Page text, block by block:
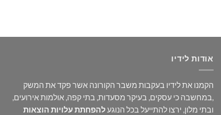
אודות לידיו
הקמנו את לידיו בעקבות משבר הקורונה אשר פקד את המשק
,במחשבה כי עסקים, בעיקר מסעדות, בתי קפה, אולמות אירועים,
ובתי מלון, ירצו להתייעל בכל הנוגעלהפחתת עלויות הוצאות